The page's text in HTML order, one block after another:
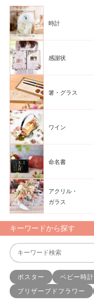
時計
感謝状
箸・グラス
ワイン
命名書
アクリル・
ガラス
キーワードから探す
ポスター ベビー時計
プリザーブドフラワー